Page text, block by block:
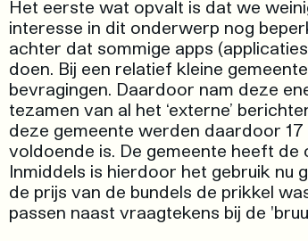
Het eerste wat opvalt is dat we
interesse in dit onderwerp nog
achter dat sommige apps
doen. Bij een relatief kleine
bevragingen. Daardoor nam deze
tezamen van al het ‘externe’
deze gemeente werden daardoor
voldoende is. De gemeente heeft
Inmiddels is hierdoor het gebruik nu
de prijs van de bundels de prikkel
passen naast vraagtekens bij de